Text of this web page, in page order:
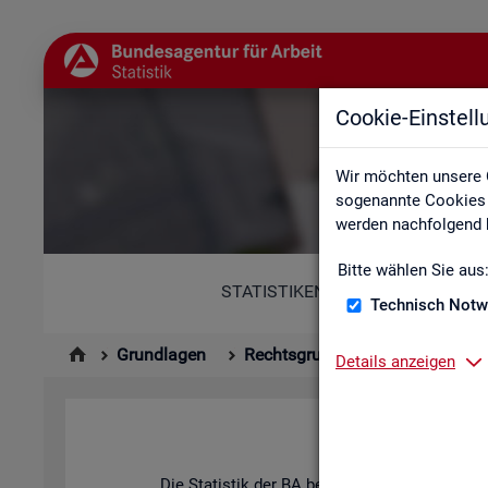
Cookie-
Wir möchten unsere
sogenannte
werden
Bitte wählen Sie aus:
Technisch
Details anzeigen
STATISTIKEN
Grundlagen Rechtsgrundlagen